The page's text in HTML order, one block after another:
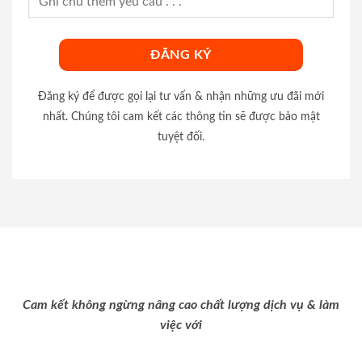
Đăng ký để được gọi lại tư vấn & nhận những ưu đãi mới
nhất. Chúng tôi cam kết các thông tin sẽ được bảo mật
tuyệt đối.
Cam kết không ngừng nâng cao chất lượng dịch vụ & làm
việc với